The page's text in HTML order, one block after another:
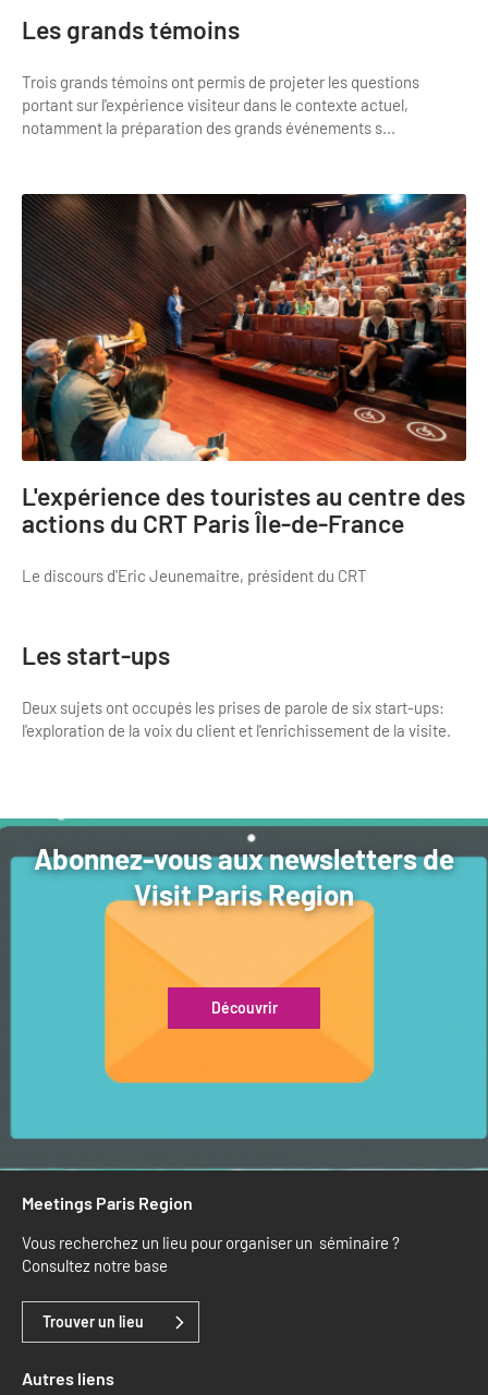
S'investir dans le label
Remise des Prix
Institutionnels du tourisme
Grands Evènements
Les grands témoins
Trois grands témoins ont permis de projeter les questions
portant sur l'expérience visiteur dans le contexte actuel,
notamment la préparation des grands événements s...
L'expérience des touristes au centre des
actions du CRT Paris Île-de-France
Le discours d'Eric Jeunemaitre, président du CRT
Les start-ups
Deux sujets ont occupés les prises de parole de six start-ups:
l'exploration de la voix du client et l'enrichissement de la visite.
Abonnez-vous aux newsletters de
Visit Paris Region
Découvrir
Meetings Paris Region
Vous recherchez un lieu pour organiser un séminaire ?
Consultez notre base
Trouver un lieu
Autres liens